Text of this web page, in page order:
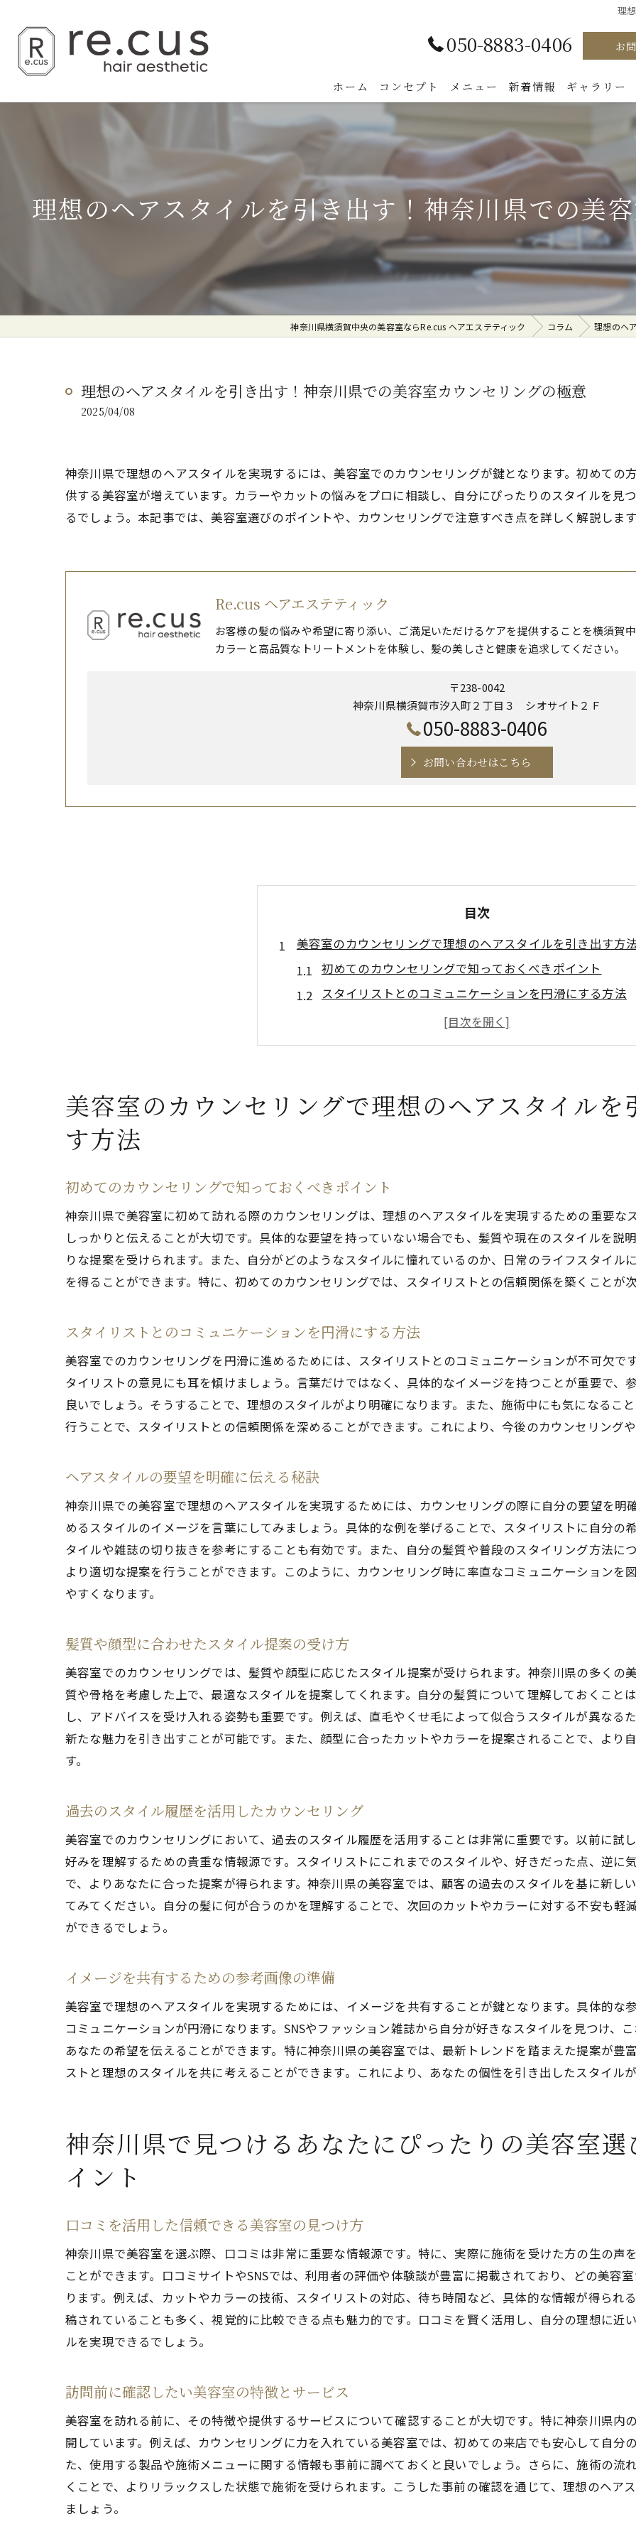
理
050-8883-0406 お
ホーム コンセプト メニュー 新着情報 ギャラリー
理想のヘアスタイルを引き出す！神奈川県での美
神奈川県横須賀中央の美容室ならRe.cus ヘアエステティック コラム 理想のヘ
理想のヘアスタイルを引き出す！神奈川県での美容室カウンセリングの極意
2025/04/08
神奈川県で理想のヘアスタイルを実現するには、美容室でのカウンセリングが鍵となります。初めての
供する美容室が増えています。カラーやカットの悩みをプロに相談し、自分にぴったりのスタイルを見
るでしょう。本記事では、美容室選びのポイントや、カウンセリングで注意すべき点を詳しく解説しま
Re.cus ヘアエステティック
お客様の髪の悩みや希望に寄り添い、ご満足いただけるケアを提供することを横須賀
カラーと高品質なトリートメントを体験し、髪の美しさと健康を追求してください。
〒238-0042
神奈川県横須賀市汐入町２丁目３ シオサイト２Ｆ
050-8883-0406
お問い合わせはこちら
目次
美容室のカウンセリングで理想のヘアスタイルを引き出す方
初めてのカウンセリングで知っておくべきポイント
スタイリストとのコミュニケーションを円滑にする方法
ヘアスタイルの要望を明確に伝える秘訣
髪質や顔型に合わせたスタイル提案の受け方
イメージを共有するための参考画像の準備
神奈川県で見つけるあなたにぴったりの美容室選びのポイン
カウンセリング重視の美容室選びの基準
予約前にチェックするべき美容室の設備と雰囲気
スタイリストの専門性と経験を見極めるコツ
理想のスタイルを実現するための美容室の選び方
カウンセリングで失敗しないための美容室での注意点
スタイリストに伝えるべき具体的な要望
不安や疑問を解消するための質問術
過去の失敗を活かしたスタイル相談の仕方
カウンセリング後のフォローアップを重視する理由
季節に合わせたヘアチェンジのタイミング
ライフスタイルに応じたスタイル提案の重要性
自分自身の魅力を引き出すカラーの選び方
美容室カウンセリングで自分に合ったスタイルを見つける秘
自分の個性を最大限に活かすスタイル選び
顔型分析を取り入れたスタイル提案
髪質に応じたケアとスタイリングのアドバイス
使用するスタイリングツールの選び方
神奈川県の美容室が提供する安心のカウンセリング体験
初めての訪問でも安心できるカウンセリングの流れ
美容室の信頼性を確かめるためのチェックポイント
カウンセリングを通じた安心感のあるスタイル提案
プロのスタイリストが提供する安心の技術力
理想のヘアスタイルを実現するための美容室カウンセリング
自分の理想を実現するためのカウンセリング活用術
効果的なカウンセリングで叶えるスタイルの変化
長期的なヘアプランを考えるためのアドバイス
カウンセリングから始まるパーソナルスタイルの確立
忙しい朝でも簡単にできるスタイリング法
プロが教えるホームケアの工夫とコツ
カウンセリングで提案されたスタイリンググッズの活用
季節に合わせたスタイリングの変化を楽しむ
美容室のカウンセリングで理想のヘアスタイルを
す方法
初めてのカウンセリングで知っておくべきポイント
神奈川県で美容室に初めて訪れる際のカウンセリングは、理想のヘアスタイルを実現するための重要な
しっかりと伝えることが大切です。具体的な要望を持っていない場合でも、髪質や現在のスタイルを説
りな提案を受けられます。また、自分がどのようなスタイルに憧れているのか、日常のライフスタイル
を得ることができます。特に、初めてのカウンセリングでは、スタイリストとの信頼関係を築くことが
スタイリストとのコミュニケーションを円滑にする方法
美容室でのカウンセリングを円滑に進めるためには、スタイリストとのコミュニケーションが不可欠で
タイリストの意見にも耳を傾けましょう。言葉だけではなく、具体的なイメージを持つことが重要で、
良いでしょう。そうすることで、理想のスタイルがより明確になります。また、施術中にも気になるこ
行うことで、スタイリストとの信頼関係を深めることができます。これにより、今後のカウンセリング
ヘアスタイルの要望を明確に伝える秘訣
神奈川県での美容室で理想のヘアスタイルを実現するためには、カウンセリングの際に自分の要望を明
めるスタイルのイメージを言葉にしてみましょう。具体的な例を挙げることで、スタイリストに自分の
タイルや雑誌の切り抜きを参考にすることも有効です。また、自分の髪質や普段のスタイリング方法に
より適切な提案を行うことができます。このように、カウンセリング時に率直なコミュニケーションを
やすくなります。
髪質や顔型に合わせたスタイル提案の受け方
美容室でのカウンセリングでは、髪質や顔型に応じたスタイル提案が受けられます。神奈川県の多くの
質や骨格を考慮した上で、最適なスタイルを提案してくれます。自分の髪質について理解しておくこと
し、アドバイスを受け入れる姿勢も重要です。例えば、直毛やくせ毛によって似合うスタイルが異なる
新たな魅力を引き出すことが可能です。また、顔型に合ったカットやカラーを提案されることで、より
す。
過去のスタイル履歴を活用したカウンセリング
美容室でのカウンセリングにおいて、過去のスタイル履歴を活用することは非常に重要です。以前に試
好みを理解するための貴重な情報源です。スタイリストにこれまでのスタイルや、好きだった点、逆に
で、よりあなたに合った提案が得られます。神奈川県の美容室では、顧客の過去のスタイルを基に新し
てみてください。自分の髪に何が合うのかを理解することで、次回のカットやカラーに対する不安も軽
ができるでしょう。
イメージを共有するための参考画像の準備
美容室で理想のヘアスタイルを実現するためには、イメージを共有することが鍵となります。具体的な
コミュニケーションが円滑になります。SNSやファッション雑誌から自分が好きなスタイルを見つけ、
あなたの希望を伝えることができます。特に神奈川県の美容室では、最新トレンドを踏まえた提案が豊
ストと理想のスタイルを共に考えることができます。これにより、あなたの個性を引き出したスタイル
神奈川県で見つけるあなたにぴったりの美容室選
イント
口コミを活用した信頼できる美容室の見つけ方
神奈川県で美容室を選ぶ際、口コミは非常に重要な情報源です。特に、実際に施術を受けた方の生の声
ことができます。口コミサイトやSNSでは、利用者の評価や体験談が豊富に掲載されており、どの美容
ります。例えば、カットやカラーの技術、スタイリストの対応、待ち時間など、具体的な情報が得られ
稿されていることも多く、視覚的に比較できる点も魅力的です。口コミを賢く活用し、自分の理想に近
ルを実現できるでしょう。
訪問前に確認したい美容室の特徴とサービス
美容室を訪れる前に、その特徴や提供するサービスについて確認することが大切です。特に神奈川県内
開しています。例えば、カウンセリングに力を入れている美容室では、初めての来店でも安心して自分
た、使用する製品や施術メニューに関する情報も事前に調べておくと良いでしょう。さらに、施術の流
くことで、よりリラックスした状態で施術を受けられます。こうした事前の確認を通じて、理想のヘア
ましょう。